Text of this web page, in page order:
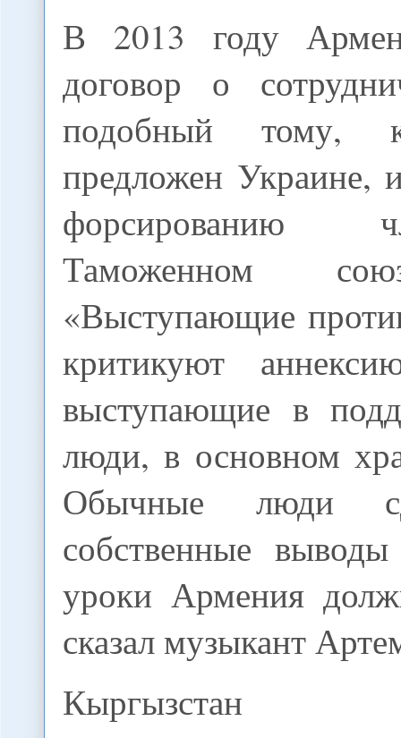
В 2013 году
договор о
подобный тому,
предложен Украине,
форсированию
Таможенном
«Выступающие
критикуют
выступающие в
люди, в основном
Обычные люди
собственные
уроки Армения
сказал музыкант
Кыргызстан